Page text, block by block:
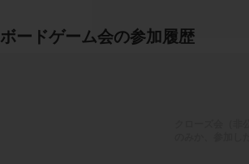
ボードゲーム会の参加履歴